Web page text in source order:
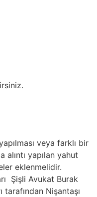
veya farklı bir
alıntı yapılan yahut
eklenmelidir.
Şişli Avukat Burak
tarafından Nişantaşı